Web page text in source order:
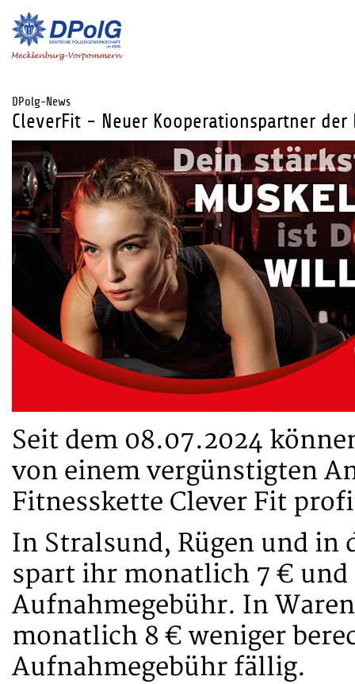
DPolg-News
CleverFit - Neuer Kooperationspartner der
Seit dem 08.07.2024
von einem vergünstigten
Fitnesskette Clever Fit
In Stralsund, Rügen und in
spart ihr monatlich 7 € und
Aufnahmegebühr. In
monatlich 8 € weniger
Aufnahmegebühr fällig.